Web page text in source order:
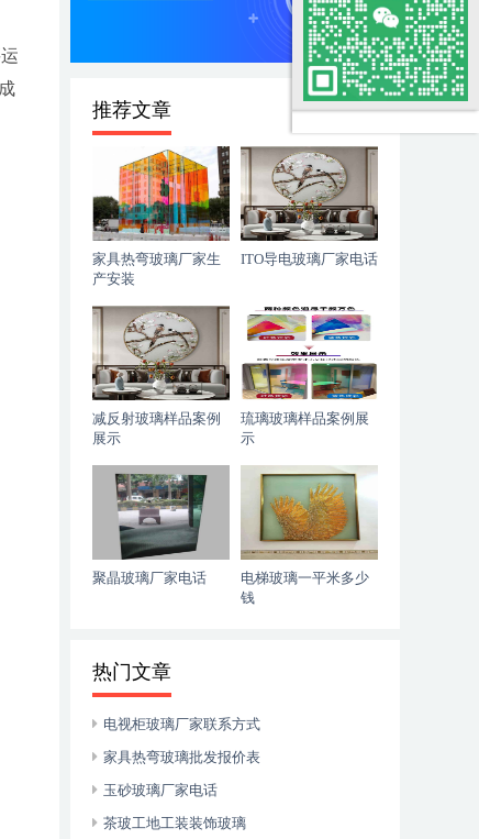
推荐文章
家具热弯玻璃厂家生
产安装
ITO导电玻璃厂家电话
减反射玻璃样品案例
展示
琉璃玻璃样品案例展
示
聚晶玻璃厂家电话
电梯玻璃一平米多少
钱
热门文章
电视柜玻璃厂家联系方式
家具热弯玻璃批发报价表
玉砂玻璃厂家电话
茶玻工地工装装饰玻璃